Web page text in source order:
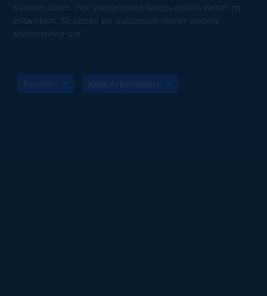
Kunden dabei, ihre Webprojekte kontinuierlich weiter zu
entwickeln. So setzen wir sukzessive immer weitere
Meilensteine um.
Portfolio Agile Arbeitsweise